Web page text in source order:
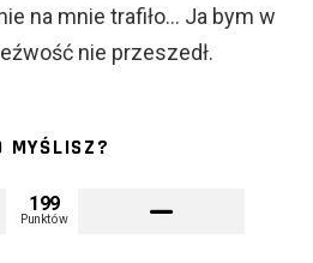
na mnie trafiło… Ja bym w
nie przeszedł.
MYŚLISZ?
199
Punktów